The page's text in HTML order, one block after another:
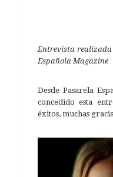
Entrevista
Española Magazine
Desde Pasarela
concedido esta
éxitos, muchas